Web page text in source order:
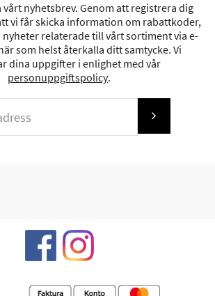
nyhetsbrev. Genom att registrera dig
vi får skicka information om rabattkoder,
relaterade till vårt sortiment via e-
som helst återkalla ditt samtycke. Vi
dina uppgifter i enlighet med vår
personuppgiftspolicy.